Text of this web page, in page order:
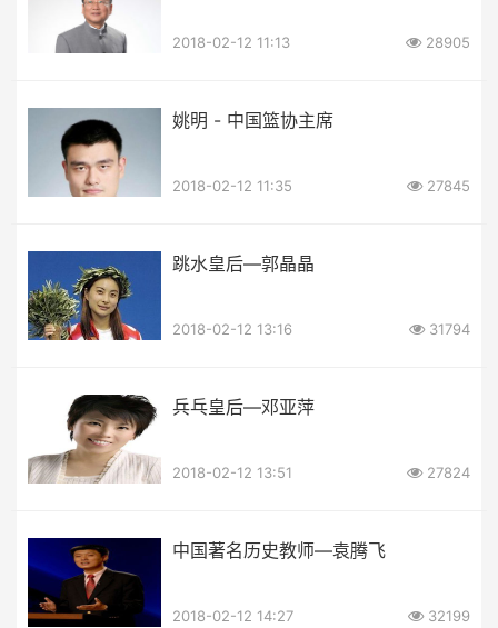
2018-02-12 11:13 28905
姚明 - 中国篮协主席
2018-02-12 11:35 27845
跳水皇后—郭晶晶
2018-02-12 13:16 31794
兵乓皇后—邓亚萍
2018-02-12 13:51 27824
中国著名历史教师—袁腾飞
2018-02-12 14:27 32199